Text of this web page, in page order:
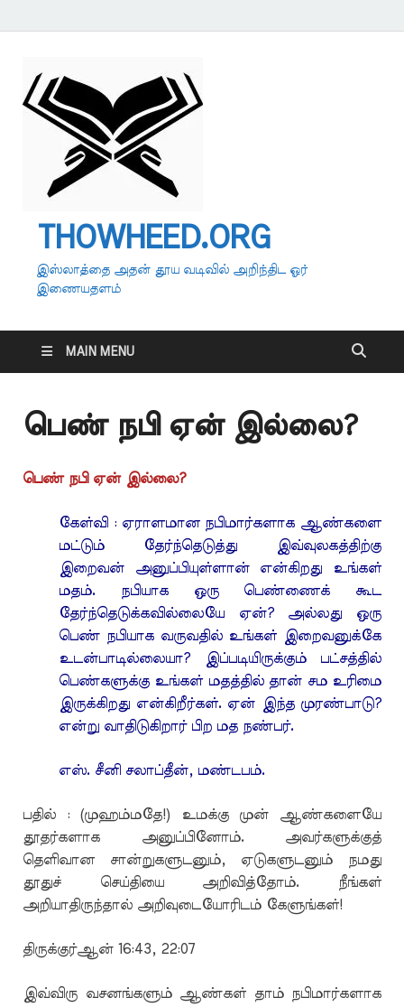
THOWHEED.ORG
இஸ்லாத்தை அதன் தூய வடிவில் அறிந்திட ஓர்
இணையதளம்
MAIN MENU
பெண் நபி ஏன் இல்லை?
பெண் நபி ஏன் இல்லை?
கேள்வி : ஏராளமான நபிமார்களாக ஆண்களை
மட்டும் தேர்ந்தெடுத்து இவ்வுலகத்திற்கு
இறைவன் அனுப்பியுள்ளான் என்கிறது உங்கள்
மதம். நபியாக ஒரு பெண்ணைக் கூட
தேர்ந்தெடுக்கவில்லையே ஏன்? அல்லது ஒரு
பெண் நபியாக வருவதில் உங்கள் இறைவனுக்கே
உடன்பாடில்லையா? இப்படியிருக்கும் பட்சத்தில்
பெண்களுக்கு உங்கள் மதத்தில் தான் சம உரிமை
இருக்கிறது என்கிறீர்கள். ஏன் இந்த முரண்பாடு?
என்று வாதிடுகிறார் பிற மத நண்பர்.
எஸ். சீனி சலாப்தீன், மண்டபம்.
பதில் : (முஹம்மதே!) உமக்கு முன் ஆண்களையே
தூதர்களாக அனுப்பினோம். அவர்களுக்குத்
தெளிவான சான்றுகளுடனும், ஏடுகளுடனும் நமது
தூதுச் செய்தியை அறிவித்தோம். நீங்கள்
அறியாதிருந்தால் அறிவுடையோரிடம் கேளுங்கள்!
திருக்குர்ஆன் 16:43, 22:07
இவ்விரு வசனங்களும் ஆண்கள் தாம் நபிமார்களாக